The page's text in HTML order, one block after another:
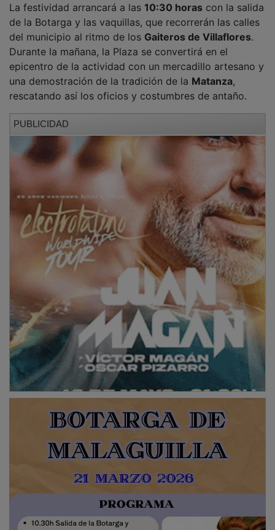
de la Botarga y las vaquillas, que recorrerán las calles
del municipio al ritmo de los Gaiteros de Villaflores.
Durante la mañana, la Plaza se convertirá en el
epicentro de la actividad con un mercadillo artesano y
una demostración de la tradición de laMatanza,
rescatando así los oficios y costumbres de antaño.